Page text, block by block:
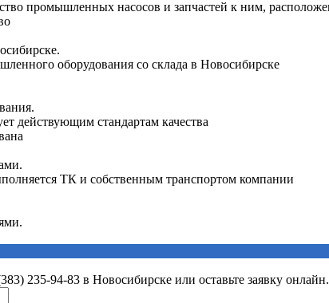
235-94-83 в Новосибирске или оставьте заявку онлайн.